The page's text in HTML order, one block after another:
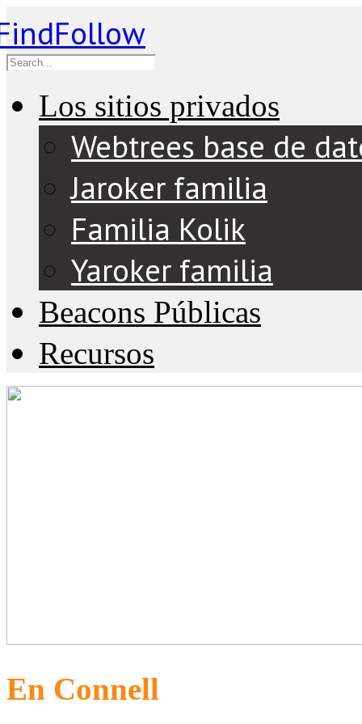
Los sitios privados
Webtrees base de
Jaroker familia
Familia Kolik
Yaroker familia
Beacons Públicas
Recursos
En Connell